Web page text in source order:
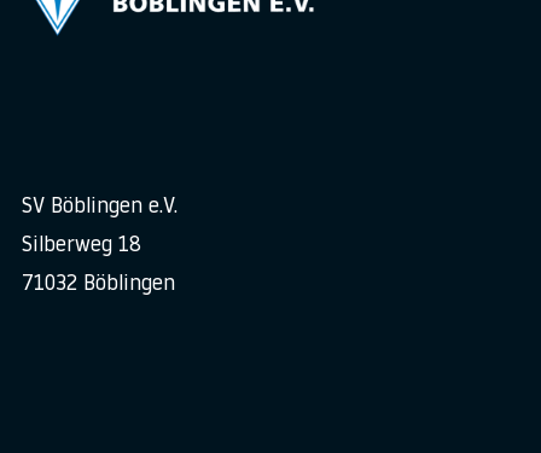
SV Böblingen e.V.
Silberweg 18
71032 Böblingen